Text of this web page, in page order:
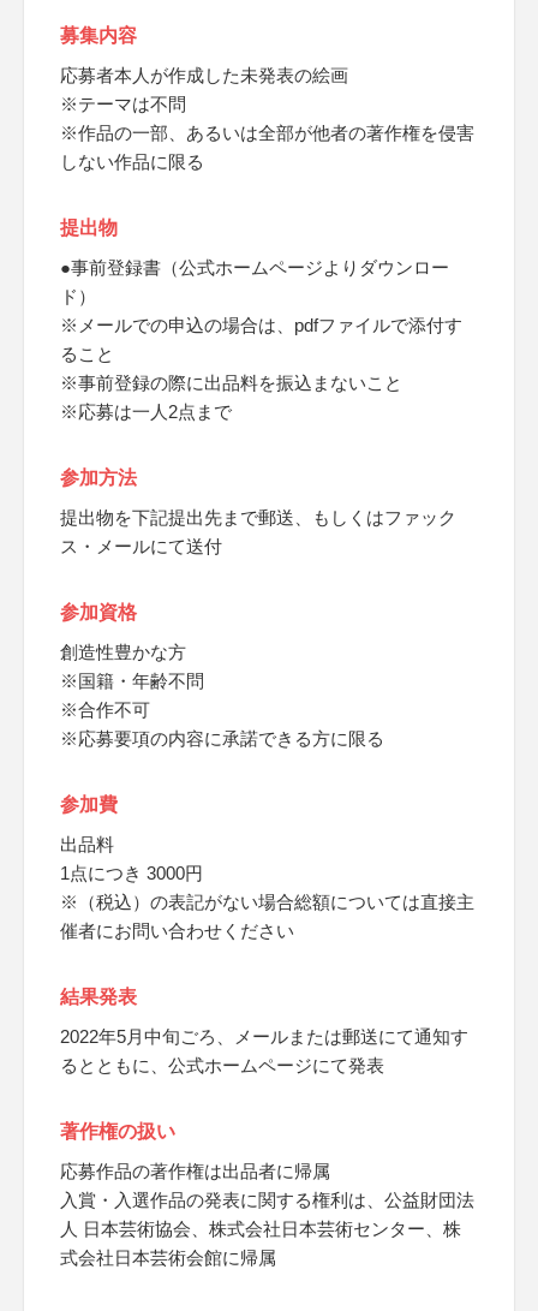
募集内容
応募者本人が作成した未発表の絵画
※テーマは不問
※作品の一部、あるいは全部が他者の著作権を侵害
しない作品に限る
提出物
●事前登録書（公式ホームページよりダウンロー
ド）
※メールでの申込の場合は、pdfファイルで添付す
ること
※事前登録の際に出品料を振込まないこと
※応募は一人2点まで
参加方法
提出物を下記提出先まで郵送、もしくはファック
ス・メールにて送付
参加資格
創造性豊かな方
※国籍・年齢不問
※合作不可
※応募要項の内容に承諾できる方に限る
参加費
出品料
1点につき 3000円
※（税込）の表記がない場合総額については直接主
催者にお問い合わせください
結果発表
2022年5月中旬ごろ、メールまたは郵送にて通知す
るとともに、公式ホームページにて発表
著作権の扱い
応募作品の著作権は出品者に帰属
入賞・入選作品の発表に関する権利は、公益財団法
人 日本芸術協会、株式会社日本芸術センター、株
式会社日本芸術会館に帰属